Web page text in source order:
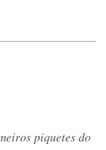
piquetes do